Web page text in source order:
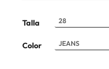
Talla
Color